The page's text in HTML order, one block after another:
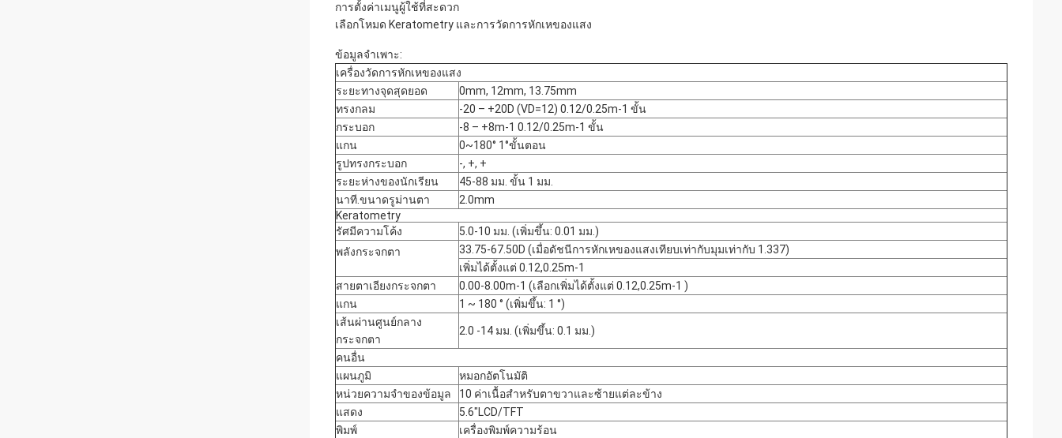
การตั้งค่าเมนูผู้ใช้ที่สะดวก
เลือกโหมด Keratometry และการวัดการหักเหของแสง
ข้อมูลจำเพาะ:
เครื่องวัดการหักเหของแสง
ระยะทางจุดสุดยอด
0mm, 12mm, 13.75mm
ทรงกลม
-20 – +20D (VD=12) 0.12/0.25m-1 ขั้น
กระบอก
-8 – +8m-1 0.12/0.25m-1 ขั้น
แกน
0~180° 1°ขั้นตอน
รูปทรงกระบอก
-, +, +
ระยะห่างของนักเรียน
45-88 มม. ขั้น 1 มม.
นาที.ขนาดรูม่านตา
2.0mm
Keratometry
รัศมีความโค้ง
5.0-10 มม. (เพิ่มขึ้น: 0.01 มม.)
พลังกระจกตา
33.75-67.50D (เมื่อดัชนีการหักเหของแสงเทียบเท่ากับมุมเท่ากับ 1.337)
เพิ่มได้ตั้งแต่ 0.12,0.25m-1
สายตาเอียงกระจกตา
0.00-8.00m-1 (เลือกเพิ่มได้ตั้งแต่ 0.12,0.25m-1 )
แกน
1 ~ 180 ° (เพิ่มขึ้น: 1 °)
เส้นผ่านศูนย์กลาง
กระจกตา
2.0 -14 มม. (เพิ่มขึ้น: 0.1 มม.)
คนอื่น
แผนภูมิ
หมอกอัตโนมัติ
หน่วยความจำของข้อมูล
10 ค่าเนื้อสำหรับตาขวาและซ้ายแต่ละข้าง
แสดง
5.6″LCD/TFT
พิมพ์
เครื่องพิมพ์ความร้อน